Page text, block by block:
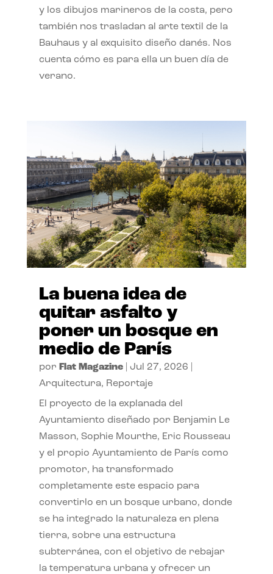
y los dibujos marineros de la costa, pero
también nos trasladan al arte textil de la
Bauhaus y al exquisito diseño danés. Nos
cuenta cómo es para ella un buen día de
verano.
La buena idea de
quitar asfalto y
poner un bosque en
medio de París
por Flat Magazine| Jul 27, 2026
Arquitectura, Reportaje
El proyecto de la explanada del
Ayuntamiento diseñado por Benjamin Le
Masson, Sophie Mourthe, Eric Rousseau
y el propio Ayuntamiento de París como
promotor, ha transformado
completamente este espacio para
convertirlo en un bosque urbano, donde
se ha integrado la naturaleza en plena
tierra, sobre una estructura
subterránea, con el objetivo de rebajar
la temperatura urbana y ofrecer un